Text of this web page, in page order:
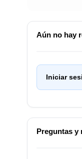
Aún no hay
Iniciar
Preguntas y